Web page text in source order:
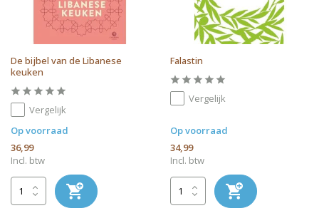
De bijbel van de Libanese
keuken
Vergelijk
Op voorraad
36,99
Incl. btw
Falastin
Vergelijk
Op voorraad
34,99
Incl. btw